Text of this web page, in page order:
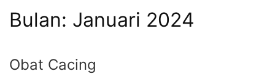
Bulan: Januari 2024
Obat Cacing